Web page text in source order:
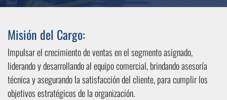
Misión del Cargo:
Impulsar el crecimiento de ventas en el segmento asignado,
liderando y desarrollando al equipo comercial, brindando asesoría
técnica y asegurando la satisfacción del cliente, para cumplir los
objetivos estratégicos de la organización.